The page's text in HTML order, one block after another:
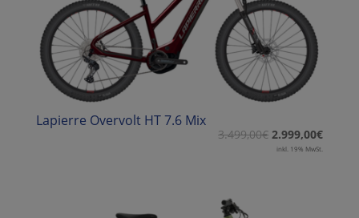
Lapierre Overvolt HT 7.6 Mix
3.499,00€ 2.999,00€
inkl. 19% MwSt.